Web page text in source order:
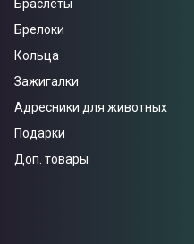
Браслеты
Брелоки
Кольца
Зажигалки
Адресники для животных
Подарки
Доп. товары